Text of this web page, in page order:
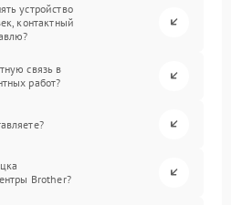
устройство
контактный
связь в
работ?
Brother?